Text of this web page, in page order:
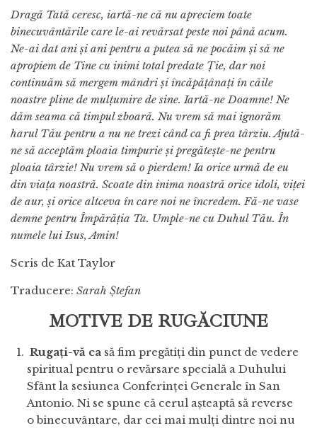
Dragă Tată ceresc, iartă-ne că nu apreciem toate
binecuvântările care le-ai revărsat peste noi până acum.
Ne-ai dat ani și ani pentru a putea să ne pocăim și să ne
apropiem de Tine cu inimi total predate Ție, dar noi
continuăm să mergem mândri și încăpățânați în căile
noastre pline de mulțumire de sine. Iartă-ne Doamne! Ne
dăm seama că timpul zboară. Nu vrem să mai ignorăm
harul Tău pentru a nu ne trezi când ca fi prea târziu. Ajută-
ne să acceptăm ploaia timpurie și pregătește-ne pentru
ploaia târzie! Nu vrem să o pierdem! Ia orice urmă de eu
din viața noastră. Scoate din inima noastră orice idoli, viței
de aur, și orice altceva în care noi ne încredem. Fă-ne vase
demne pentru Împărăția Ta. Umple-ne cu Duhul Tău. În
numele lui Isus, Amin!
Scris de Kat Taylor
Traducere: Sarah Ștefan
MOTIVE DE RUGĂCIUNE
Rugați-vă casă fim pregătiți din punct de vedere
spiritual pentru o revărsare specială a Duhului
Sfânt la sesiunea Conferinței Generale în San
Antonio. Ni se spune că cerul așteaptă să reverse
o binecuvântare, dar cei mai mulți dintre noi nu